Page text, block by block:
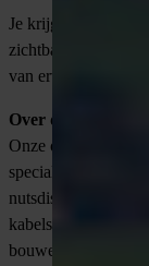
Je krijgt al vroeg de
zichtbaar impact
van ervaren collega’s.
Over de
Onze
specialiseert in het
kabels, leidingen en
bouwen van